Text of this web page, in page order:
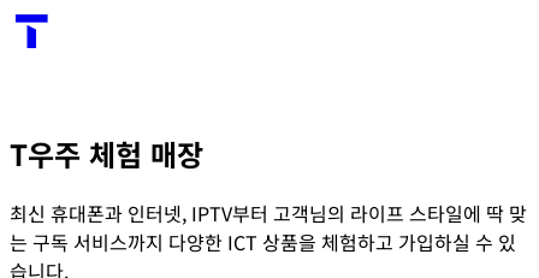
T우주 체험 매장
최신 휴대폰과 인터넷, IPTV부터 고객님의 라이프 스타일에 딱 맞
는 구독 서비스까지 다양한 ICT 상품을 체험하고 가입하실 수 있
습니다.